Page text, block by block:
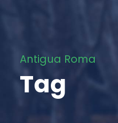
Antigua Roma
Tag